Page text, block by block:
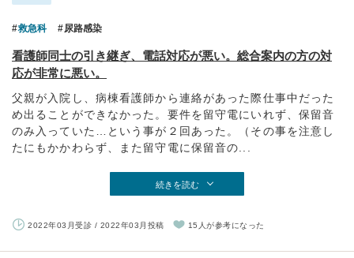
救急科 尿路感染
看護師同士の引き継ぎ、電話対応が悪い。総合案内の方の対
応が非常に悪い。
父親が入院し、病棟看護師から連絡があった際仕事中だった
め出ることができなかった。要件を留守電にいれず、保留音
のみ入っていた…という事が２回あった。（その事を注意し
たにもかかわらず、また留守電に保留音の...
続きを読む
2022年03月受診 / 2022年03月投稿 15人が参考になった